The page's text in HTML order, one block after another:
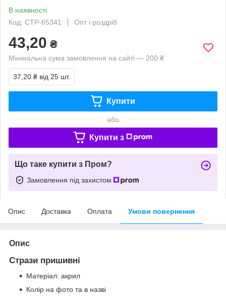
В наявності
Код: СТР-65341
Опт і роздріб
43,20 ₴
Мінімальна сума замовлення на сайті — 200 ₴
37,20 ₴ від 25 шт.
Купити
або
Купити з
Що таке купити з Пром?
Замовлення під захистом
Опис Доставка Оплата Умови повернення
Опис
Стрази пришивні
Матеріал: акрил
Колір на фото та в назві